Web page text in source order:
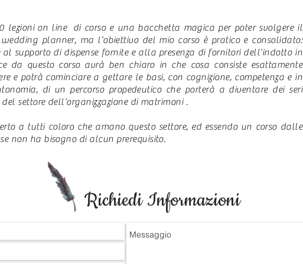
lezioni on line di corso e una bacchetta magica per poter svolgere il
wedding planner, ma l’obiettivo del mio corso è pratico e consolidato:
al supporto di dispense fornite e alla presenza di fornitori dell’indotto in
da questo corso avrà ben chiaro in che cosa consiste esattamente
e potrà cominciare a gettare le basi, con cognizione, competenza e in
di un percorso propedeutico che porterà a diventare dei seri
del settore dell’organizzazione di matrimoni .
a tutti coloro che amano questo settore, ed essendo un corso dalle
non ha bisogno di alcun prerequisito.
Richiedi Informazioni